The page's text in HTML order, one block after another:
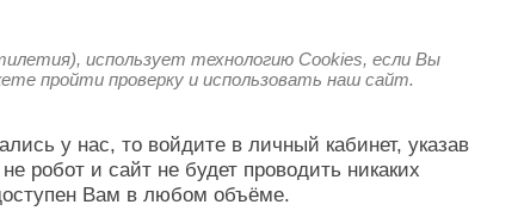
использует технологию Cookies, если Вы
пройти проверку и использовать наш сайт.
у нас, то войдите в личный кабинет, указав
робот и сайт не будет проводить никаких
Вам в любом объёме.